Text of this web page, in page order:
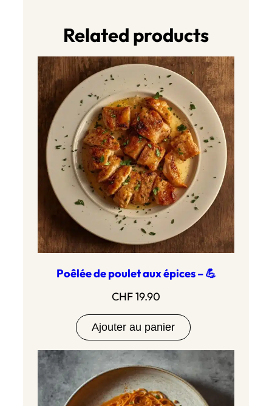
Related products
Poêlée de poulet aux épices – 💪
CHF19.90
Ajouter au panier